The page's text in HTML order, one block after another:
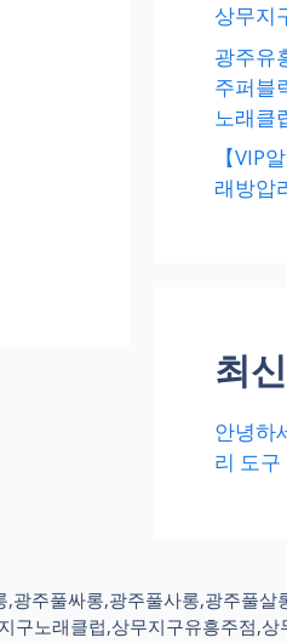
상무지
광주유
주퍼블
노래클
【VIP
래방압
최
안녕하
리 도구
주풀싸롱,광주풀사롱,광주풀살
노래클럽,상무지구유흥주점,